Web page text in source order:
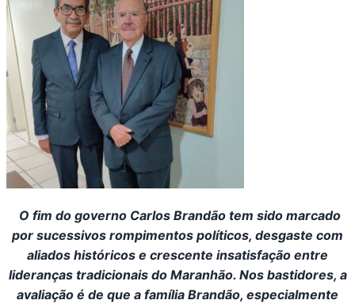
O fim do governo Carlos Brandão tem sido marcado
por sucessivos rompimentos políticos, desgaste com
aliados históricos e crescente insatisfação entre
lideranças tradicionais do Maranhão. Nos bastidores, a
avaliação é de que a família Brandão, especialmente